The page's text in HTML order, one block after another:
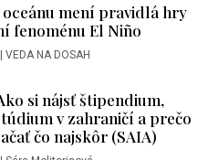
mení pravidlá hry
fenoménu El Niño
| VEDA NA DOSAH
si nájsť štipendium,
v zahraničí a prečo
čo najskôr (SAIA)